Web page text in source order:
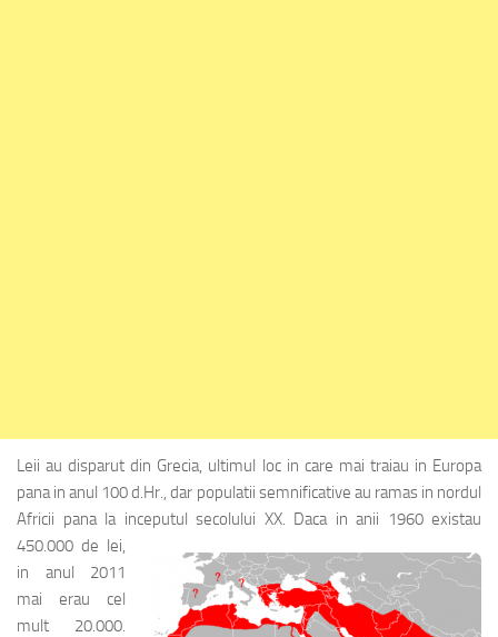
Leii au disparut din Grecia, ultimul loc in care mai traiau in Europa
pana in anul 100 d.Hr., dar populatii semnificative au ramas in nordul
Africii pana la inceputul secolului XX. Daca in anii 1960 existau
450.000 de lei,
in anul 2011
mai erau cel
mult 20.000.